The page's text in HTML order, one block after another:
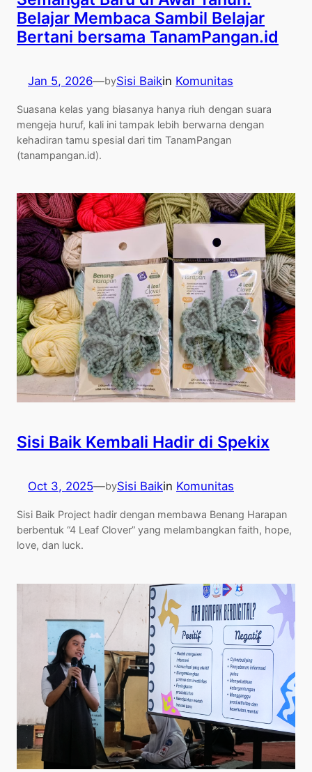
Belajar Membaca Sambil Belajar
Bertani bersama TanamPangan.id
Jan 5, 2026—bySisi Baikin Komunitas
Suasana kelas yang biasanya hanya riuh dengan suara
mengeja huruf, kali ini tampak lebih berwarna dengan
kehadiran tamu spesial dari tim TanamPangan
(tanampangan.id).
Sisi Baik Kembali Hadir di Spekix
Oct 3, 2025—bySisi Baikin Komunitas
Sisi Baik Project hadir dengan membawa Benang Harapan
berbentuk “4 Leaf Clover” yang melambangkan faith, hope,
love, dan luck.